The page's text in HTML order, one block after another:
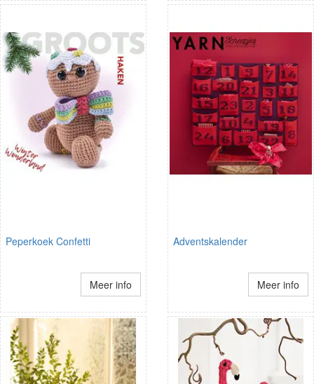
Peperkoek Confetti
Meer info
Adventskalender
Meer info